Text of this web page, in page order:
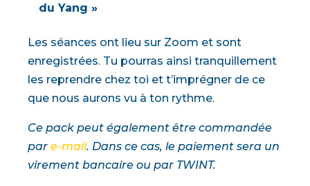
du Yang »
Les séances ont lieu sur Zoom et sont
enregistrées. Tu pourras ainsi tranquillement
les reprendre chez toi et t’imprégner de ce
que nous aurons vu à ton rythme.
Ce pack peut également être commandée
par e-mail. Dans ce cas, le paiement sera un
virement bancaire ou par TWINT.